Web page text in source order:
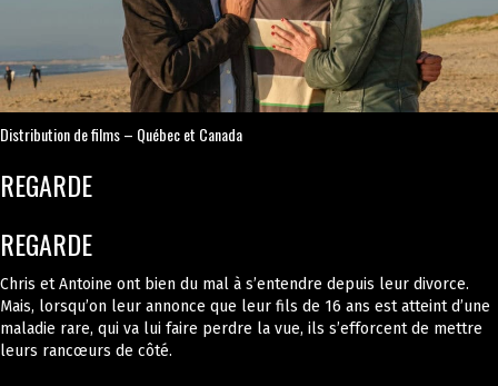
Distribution de films – Québec et Canada
REGARDE
REGARDE
Chris et Antoine ont bien du mal à s’entendre depuis leur divorce.
Mais, lorsqu’on leur annonce que leur fils de 16 ans est atteint d’une
maladie rare, qui va lui faire perdre la vue, ils s’efforcent de mettre
leurs rancœurs de côté.